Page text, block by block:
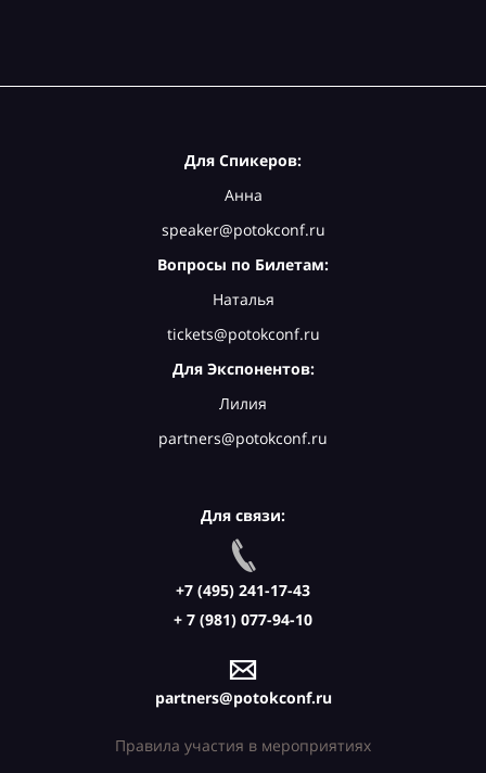
Для Спикеров:
Анна
speaker@potokconf.ru
Вопросы по Билетам:
Наталья
tickets@potokconf.ru
Для Экспонентов:
Лилия
partners@potokconf.ru
Для связи:
+7 (495) 241-17-43
+ 7 (981) 077-94-10
partners@potokconf.ru
Правила участия в мероприятиях